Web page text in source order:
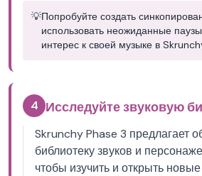
💡Попробуйте создать
использовать неожиданные
интерес к своей музыке в
4 Исследуйте звуковую
Skrunchy Phase 3 предлагает
библиотеку звуков и
чтобы изучить и открыть